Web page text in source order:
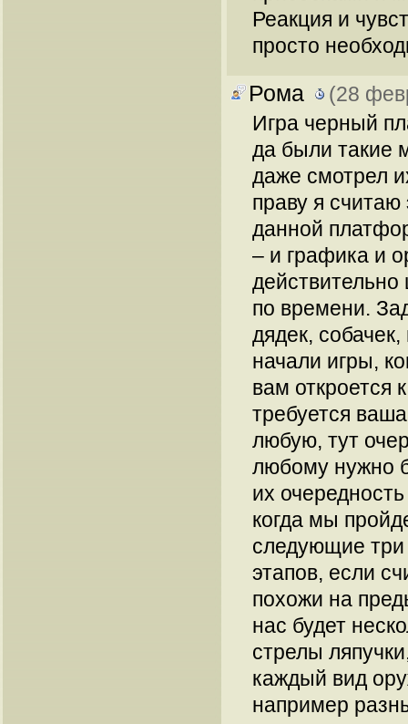
Реакция и
просто
Рома
(28
Игра черный
да были такие
даже смотрел
праву я считаю
данной
– и графика и
действительно
по времени.
дядек,
начали игры,
вам откроется
требуется
любую, тут
любому нужно
их
когда мы
следующие три
этапов, если
похожи на
нас будет
стрелы
каждый вид
например